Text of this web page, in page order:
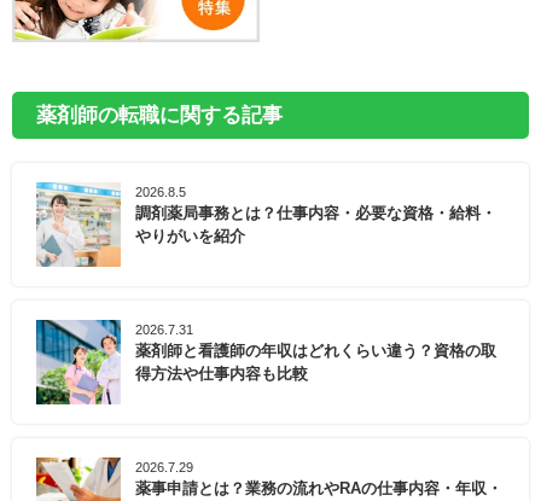
薬剤師の転職に関する記事
2026.8.5
調剤薬局事務とは？仕事内容・必要な資格・給料・
やりがいを紹介
2026.7.31
薬剤師と看護師の年収はどれくらい違う？資格の取
得方法や仕事内容も比較
2026.7.29
薬事申請とは？業務の流れやRAの仕事内容・年収・